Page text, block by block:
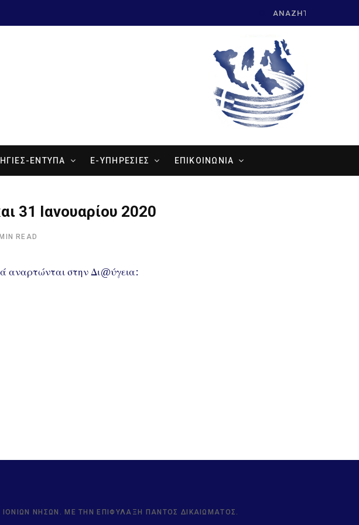
Search
ΕΝΤΥΠΑ E-ΥΠΗΡΕΣΙΕΣ ΕΠΙΚΟΙΝΩΝΙΑ
31 Ιανουαρίου 2020
READ
αναρτώνται στην Δι@ύγεια:
ΝΉΣΩΝ. ΜΕ ΤΗΝ ΕΠΙΦΎΛΑΞΗ ΠΑΝΤΌΣ ΔΙΚΑΙΏΜΑΤΟΣ.